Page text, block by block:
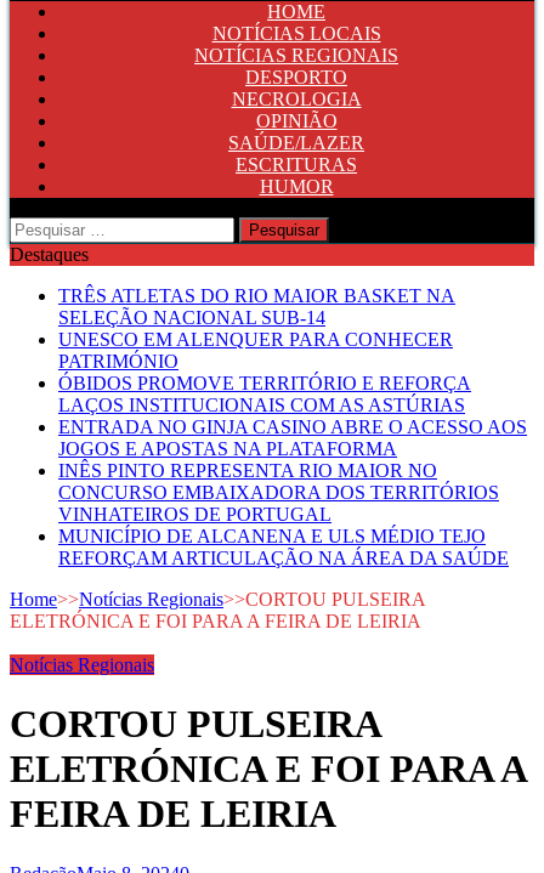
HOME
NOTÍCIAS LOCAIS
NOTÍCIAS REGIONAIS
DESPORTO
NECROLOGIA
OPINIÃO
SAÚDE/LAZER
ESCRITURAS
HUMOR
Pesquisar
por:
Destaques
TRÊS ATLETAS DO RIO MAIOR BASKET NA
SELEÇÃO NACIONAL SUB-14
UNESCO EM ALENQUER PARA CONHECER
PATRIMÓNIO
ÓBIDOS PROMOVE TERRITÓRIO E REFORÇA
LAÇOS INSTITUCIONAIS COM AS ASTÚRIAS
ENTRADA NO GINJA CASINO ABRE O ACESSO AOS
JOGOS E APOSTAS NA PLATAFORMA
INÊS PINTO REPRESENTA RIO MAIOR NO
CONCURSO EMBAIXADORA DOS TERRITÓRIOS
VINHATEIROS DE PORTUGAL
MUNICÍPIO DE ALCANENA E ULS MÉDIO TEJO
REFORÇAM ARTICULAÇÃO NA ÁREA DA SAÚDE
Home>>Notícias Regionais>>CORTOU PULSEIRA
ELETRÓNICA E FOI PARA A FEIRA DE LEIRIA
Notícias Regionais
CORTOU PULSEIRA
ELETRÓNICA E FOI PARA A
FEIRA DE LEIRIA